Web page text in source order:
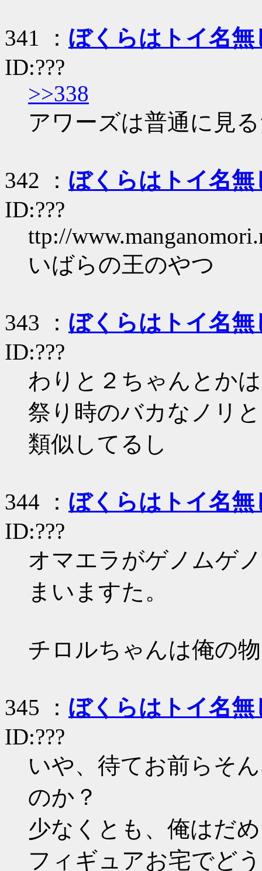
341 ： ぼくらはトイ名無
ID:???
>>338
アワーズは普通に見
342 ： ぼくらはトイ名無
ID:???
ttp://
いばらの王のやつ
343 ： ぼくらはトイ名無
ID:???
わりと２ちゃんとか
祭り時のバカなノリ
類似してるし
344 ： ぼくらはトイ名無
ID:???
オマエラがゲノムゲ
まいますた。
チロルちゃんは俺の
345 ： ぼくらはトイ名無
ID:???
いや、待てお前らそ
のか？
少なくとも、俺はだ
フィギュアお宅でど